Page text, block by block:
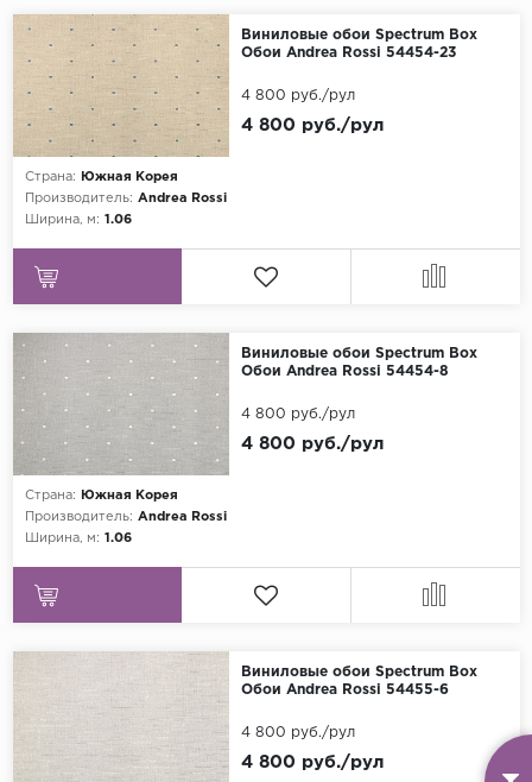
Виниловые обои Spectrum Box
Обои Andrea Rossi 54454-23
Страна:
Южная Корея
Производитель: Andrea Rossi
Ширина, м: 1.06
4 800 руб./рул
4 800 руб./рул
Виниловые обои Spectrum Box
Обои Andrea Rossi 54454-8
Страна:
Южная Корея
Производитель: Andrea Rossi
Ширина, м: 1.06
4 800 руб./рул
4 800 руб./рул
Виниловые обои Spectrum Box
Обои Andrea Rossi 54455-6
4 800 руб./рул
4 800 руб./рул